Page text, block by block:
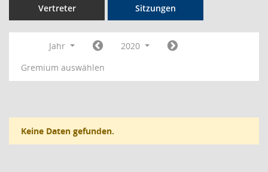
Vertreter Sitzungen
Jahr
2020
Gremium auswählen
Keine Daten gefunden.